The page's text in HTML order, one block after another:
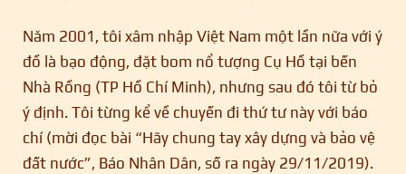
Năm 2001, tôi xâm nhập Việt Nam một lần nữa với ý
đồ là bạo động, đặt bom nổ tượng Cụ Hồ tại bến
Nhà Rồng (TP Hồ Chí Minh), nhưng sau đó tôi từ bỏ
ý định. Tôi từng kể về chuyến đi thứ tư này với báo
chí (mời đọc bài “Hãy chung tay xây dựng và bảo vệ
đất nước”, Báo Nhân Dân, số ra ngày 29/11/2019).